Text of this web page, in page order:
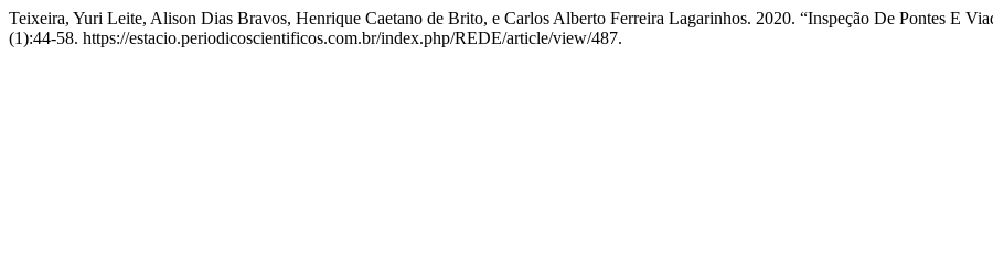
Teixeira, Yuri Leite, Alison Dias Bravos, Henrique Caetano de Brito, e Carlos Alberto Ferreira Lagarinhos. 2020. “Inspeção De Pontes E
(1):44-58. https://estacio.periodicoscientificos.com.br/index.php/REDE/article/view/487.